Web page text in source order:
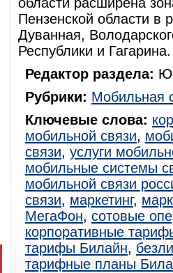
Пензенской области в
Дуванная,
Республики и Гагарина.
Редактор раздела:
Рубрики: Мобильная
Ключевые слова:
мобильной связи,
связи, услуги
мобильные системы
мобильной связи
связи, маркетинг,
МегаФон, сотовые
корпоративные
тарифы Билайн,
тарифные планы